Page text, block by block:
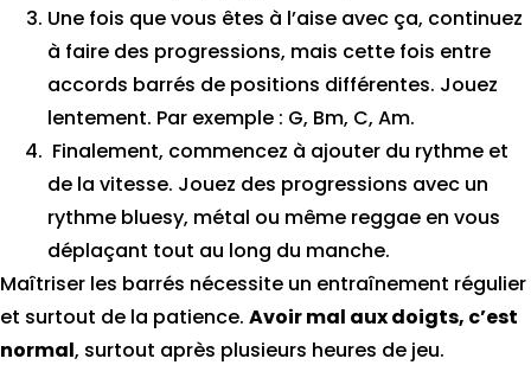
Une fois que vous êtes à l’aise avec ça, continuez
à faire des progressions, mais cette fois entre
accords barrés de positions différentes. Jouez
lentement. Par exemple : G, Bm, C, Am.
Finalement, commencez à ajouter du rythme et
de la vitesse. Jouez des progressions avec un
rythme bluesy, métal ou même reggae en vous
déplaçant tout au long du manche.
Maîtriser les barrés nécessite un entraînement régulier
et surtout de la patience. Avoir mal aux doigts, c’est
normal, surtout après plusieurs heures de jeu.